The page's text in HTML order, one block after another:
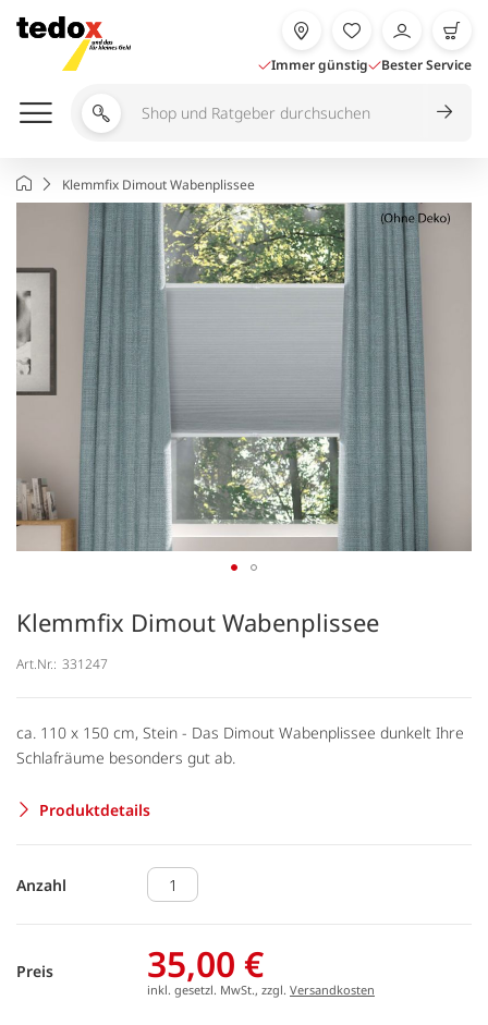
Inhalt
springen
Immer günstig Bester Service
Shop
Ratgeber
durchsuchen
StartseiteKlemmfix Dimout Wabenplissee
Klemmfix Dimout Wabenplissee
Art.Nr.: 331247
ca. 110 x 150 cm, Stein - Das Dimout Wabenplissee dunkelt Ihre
Schlafräume besonders gut ab.
Produktdetails
Anzahl
Preis 35,00 €
inkl. gesetzl. MwSt., zzgl. Versandkosten